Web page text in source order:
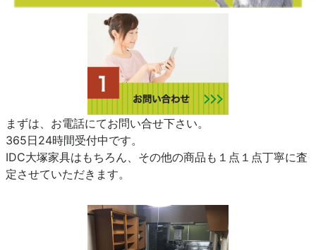
まずは、お電話にてお問い合せ下さい。
365日24時間受付中です。
IDC大塚家具はもちろん、その他の商品も１点１点丁寧に査
定させていただきます。